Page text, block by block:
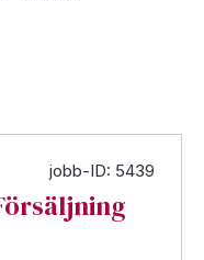
jobb-ID: 5439